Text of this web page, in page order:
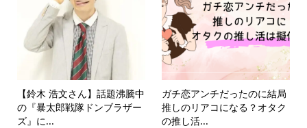
【鈴木 浩文さん】話題沸騰中
の『暴太郎戦隊ドンブラザー
ズ』に...
ガチ恋アンチだったのに結局
推しのリアコになる？オタク
の推し活...